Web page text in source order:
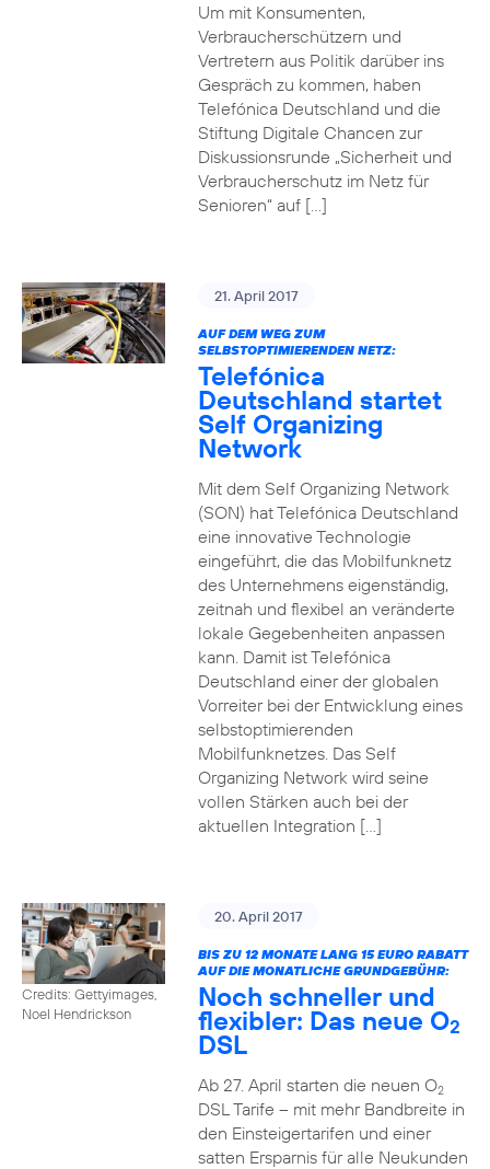
Um mit Konsumenten,
Verbraucherschützern und
Vertretern aus Politik darüber ins
Gespräch zu kommen, haben
Telefónica Deutschland und die
Stiftung Digitale Chancen zur
Diskussionsrunde „Sicherheit und
Verbraucherschutz im Netz für
Senioren“ auf […]
21. April 2017
AUF DEM WEG ZUM
SELBSTOPTIMIERENDEN NETZ:
Telefónica
Deutschland startet
Self Organizing
Network
Mit dem Self Organizing Network
(SON) hat Telefónica Deutschland
eine innovative Technologie
eingeführt, die das Mobilfunknetz
des Unternehmens eigenständig,
zeitnah und flexibel an veränderte
lokale Gegebenheiten anpassen
kann. Damit ist Telefónica
Deutschland einer der globalen
Vorreiter bei der Entwicklung eines
selbstoptimierenden
Mobilfunknetzes. Das Self
Organizing Network wird seine
vollen Stärken auch bei der
aktuellen Integration […]
Credits: Gettyimages,
Noel Hendrickson
20. April 2017
BIS ZU 12 MONATE LANG 15 EURO RABATT
AUF DIE MONATLICHE GRUNDGEBÜHR:
Noch schneller und
flexibler: Das neue O2
DSL
Ab 27. April starten die neuen O2
DSL Tarife – mit mehr Bandbreite in
den Einsteigertarifen und einer
satten Ersparnis für alle Neukunden